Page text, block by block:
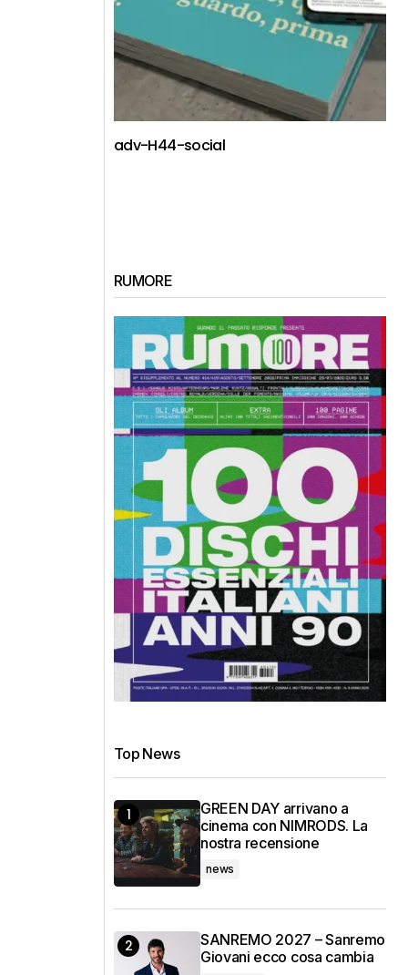
adv-H44-social
RUMORE
Top News
GREEN DAY arrivano a
cinema con NIMRODS. La
nostra recensione
news
SANREMO 2027 – Sanremo
Giovani ecco cosa cambia